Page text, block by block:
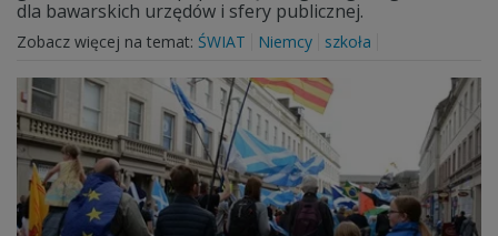
dla bawarskich urzędów i sfery publicznej.
Zobacz więcej na temat: ŚWIAT Niemcy szkoła